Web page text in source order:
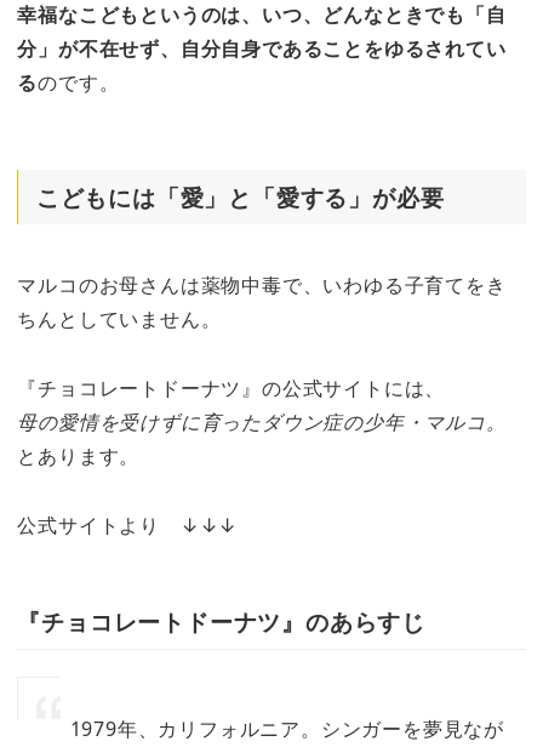
幸福なこどもというのは、いつ、どんなときでも「自
分」が不在せず、自分自身であることをゆるされてい
るのです。
こどもには「愛」と「愛する」が必要
マルコのお母さんは薬物中毒で、いわゆる子育てをき
ちんとしていません。
『チョコレートドーナツ』の公式サイトには、
母の愛情を受けずに育ったダウン症の少年・マルコ。
とあります。
公式サイトより ↓↓↓
『チョコレートドーナツ』のあらすじ
1979年、カリフォルニア。シンガーを夢見なが